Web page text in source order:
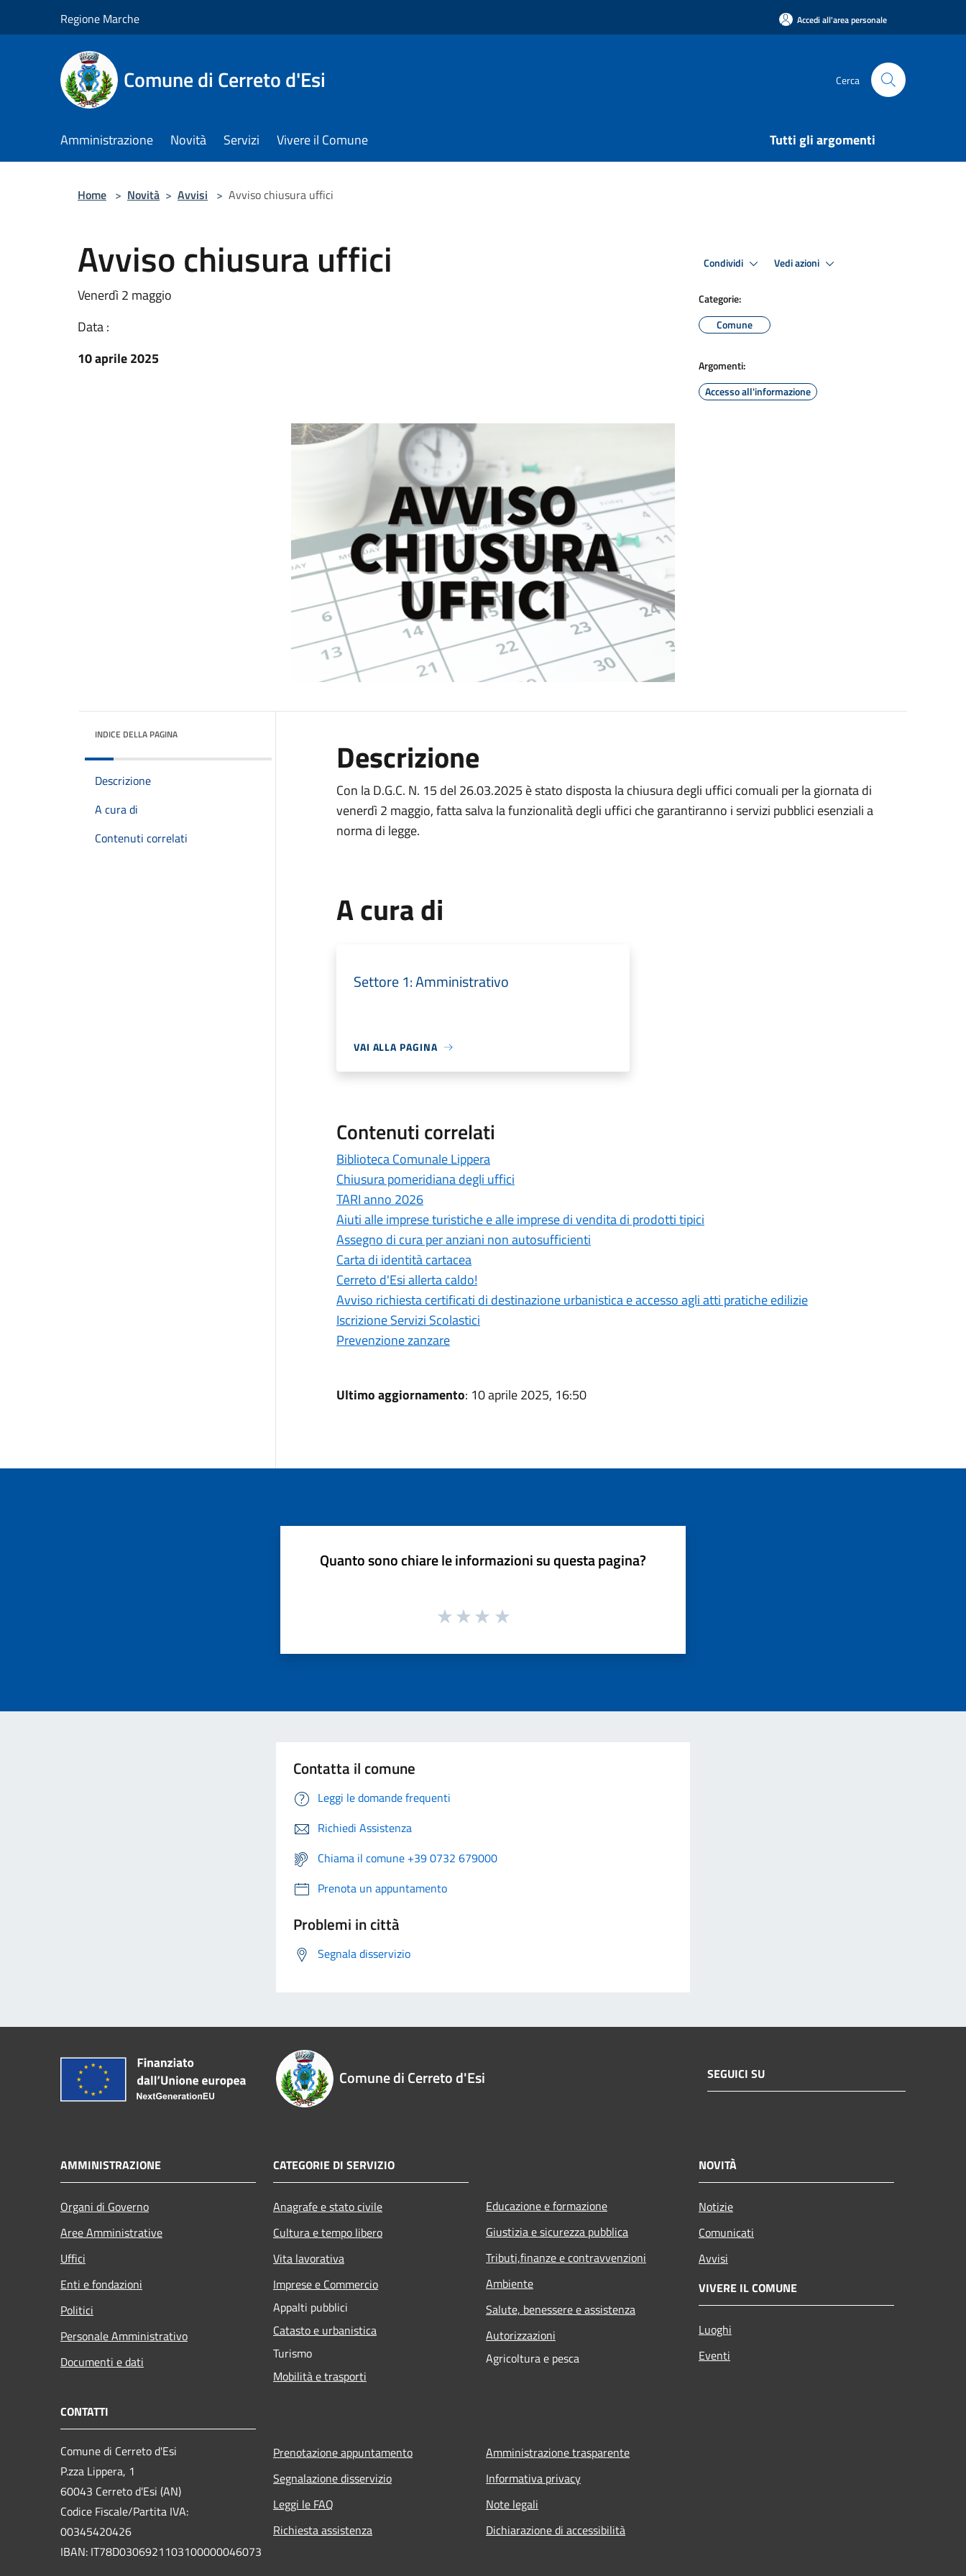
Regione Marche Accedi all'area personale
Comune di Cerreto d'Esi Cerca
Amministrazione Novità Servizi Vivere il Comune Tutti gli argomenti
Home > Novità > Avvisi > Avviso chiusura uffici
Avviso chiusura uffici
Venerdì 2 maggio
Data :
10 aprile 2025
Condividi Vedi azioni
Categorie:
Comune
Argomenti:
Accesso all'informazione
INDICE DELLA PAGINA
Descrizione
A cura di
Contenuti correlati
Descrizione
Con la D.G.C. N. 15 del 26.03.2025 è stato disposta la chiusura degli uffici comuali per la giornata di
venerdì 2 maggio, fatta salva la funzionalità degli uffici che garantiranno i servizi pubblici esenziali a
norma di legge.
A cura di
Settore 1: Amministrativo
VAI ALLA PAGINA
Contenuti correlati
Biblioteca Comunale Lippera
Chiusura pomeridiana degli uffici
TARI anno 2026
Aiuti alle imprese turistiche e alle imprese di vendita di prodotti tipici
Assegno di cura per anziani non autosufficienti
Carta di identità cartacea
Cerreto d'Esi allerta caldo!
Avviso richiesta certificati di destinazione urbanistica e accesso agli atti pratiche edilizie
Iscrizione Servizi Scolastici
Prevenzione zanzare
Ultimo aggiornamento: 10 aprile 2025, 16:50
Quanto sono chiare le informazioni su questa pagina?
Contatta il comune
Leggi le domande frequenti
Richiedi Assistenza
Chiama il comune +39 0732 679000
Prenota un appuntamento
Problemi in città
Segnala disservizio
Comune di Cerreto d'Esi SEGUICI SU
AMMINISTRAZIONE
Organi di Governo
Aree Amministrative
Uffici
Enti e fondazioni
Politici
Personale Amministrativo
Documenti e dati
CATEGORIE DI SERVIZIO
Anagrafe e stato civile
Cultura e tempo libero
Vita lavorativa
Imprese e Commercio
Appalti pubblici
Catasto e urbanistica
Turismo
Mobilità e trasporti
Educazione e formazione
Giustizia e sicurezza pubblica
Tributi,finanze e contravvenzioni
Ambiente
Salute, benessere e assistenza
Autorizzazioni
Agricoltura e pesca
NOVITÀ
Notizie
Comunicati
Avvisi
VIVERE IL COMUNE
Luoghi
Eventi
CONTATTI
Comune di Cerreto d'Esi
P.zza Lippera, 1
60043 Cerreto d'Esi (AN)
Codice Fiscale/Partita IVA:
00345420426
IBAN: IT78D0306921103100000046073
Prenotazione appuntamento
Segnalazione disservizio
Leggi le FAQ
Richiesta assistenza
Amministrazione trasparente
Informativa privacy
Note legali
Dichiarazione di accessibilità